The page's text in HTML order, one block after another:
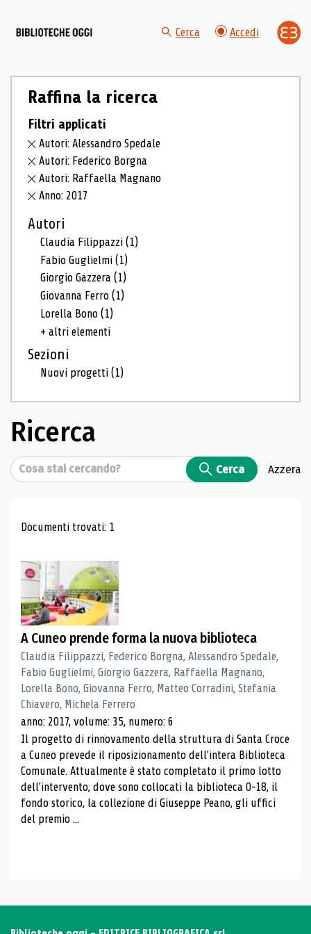
Cerca Accedi
Raffina la ricerca
Filtri applicati
Autori: Alessandro Spedale
Autori: Federico Borgna
Autori: Raffaella Magnano
Anno: 2017
Autori
Claudia Filippazzi(1)
Fabio Guglielmi(1)
Giorgio Gazzera(1)
Giovanna Ferro(1)
Lorella Bono(1)
+ altri elementi
Sezioni
Nuovi progetti(1)
Ricerca
Cerca Cerca Azzera
Risultati di ricerca
Documenti trovati: 1
A Cuneo prende forma la nuova biblioteca
Claudia Filippazzi, Federico Borgna, Alessandro Spedale,
Fabio Guglielmi, Giorgio Gazzera, Raffaella Magnano,
Lorella Bono, Giovanna Ferro, Matteo Corradini, Stefania
Chiavero, Michela Ferrero
anno: 2017, volume: 35, numero: 6
Il progetto di rinnovamento della struttura di Santa Croce
a Cuneo prevede il riposizionamento dell'intera Biblioteca
Comunale. Attualmente è stato completato il primo lotto
dell'intervento, dove sono collocati la biblioteca 0-18, il
fondo storico, la collezione di Giuseppe Peano, gli uffici
del premio ...